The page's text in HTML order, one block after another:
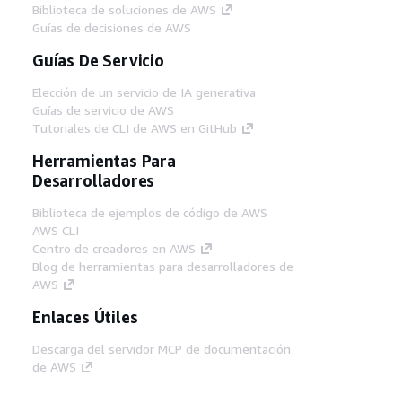
Biblioteca de soluciones de AWS
Guías de decisiones de AWS
Guías De Servicio
Elección de un servicio de IA generativa
Guías de servicio de AWS
Tutoriales de CLI de AWS en GitHub
Herramientas Para
Desarrolladores
Biblioteca de ejemplos de código de AWS
AWS CLI
Centro de creadores en AWS
Blog de herramientas para desarrolladores de
AWS
Enlaces Útiles
Descarga del servidor MCP de documentación
de AWS